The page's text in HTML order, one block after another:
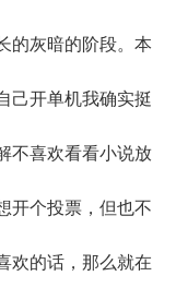
的灰暗的阶段。本
己开单机我确实挺
不喜欢看看小说放
开个投票，但也不
欢的话，那么就在